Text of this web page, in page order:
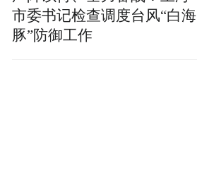
市委书记检查调度台风“白海
豚”防御工作